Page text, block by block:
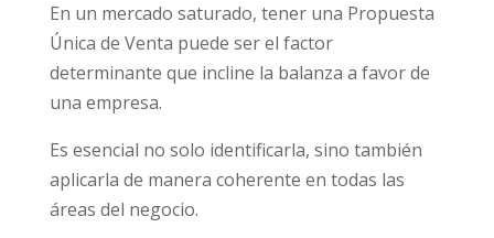
En un mercado saturado, tener una Propuesta
Única de Venta puede ser el factor
determinante que incline la balanza a favor de
una empresa.
Es esencial no solo identificarla, sino también
aplicarla de manera coherente en todas las
áreas del negocio.